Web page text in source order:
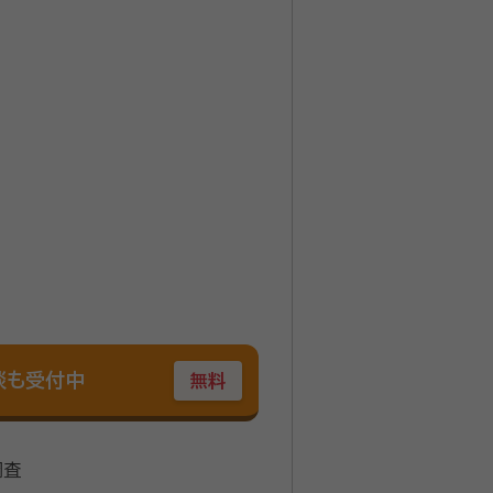
受付中 無料